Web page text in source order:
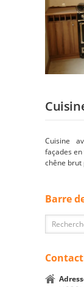
Cuisine
façades
chêne brut
Barre
Contact